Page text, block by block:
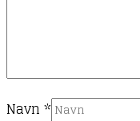
Navn *